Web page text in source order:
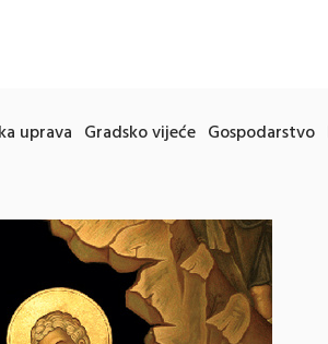
uprava Gradsko vijeće Gospodarstvo